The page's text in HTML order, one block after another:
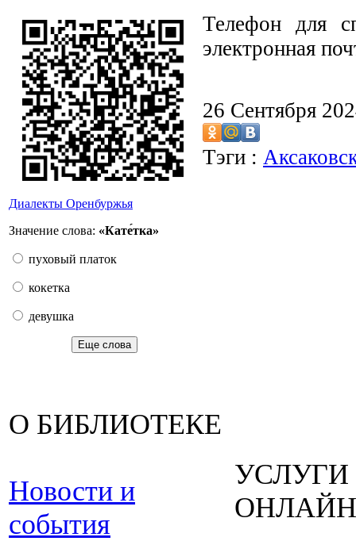
Диалекты Оренбуржья
Значение слова: «Кате́тка»
пуховый платок
кокетка
девушка
Еще слова
Телефон для
электронная
26 Сентября
Тэги :
О БИБЛИОТЕКЕ
Новости и
события
УСЛУГИ
ОНЛАЙН